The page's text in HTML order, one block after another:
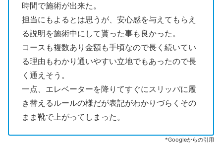
時間で施術が出来た。
担当にもよるとは思うが、安心感を与えてもらえ
る説明を施術中にして貰った事も良かった。
コースも複数あり金額も手頃なので長く続いてい
る理由もわかり通いやすい立地でもあったので長
く通えそう。
一点、エレベーターを降りてすぐにスリッパに履
き替えるルールの様だが表記がわかりづらくその
まま靴で上がってしまった。
*Googleからの引用